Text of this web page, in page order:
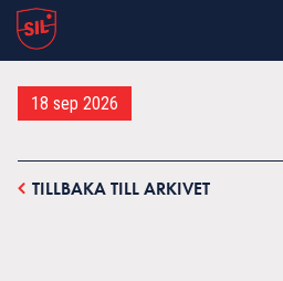
18 sep 2026
TILLBAKA TILL ARKIVET